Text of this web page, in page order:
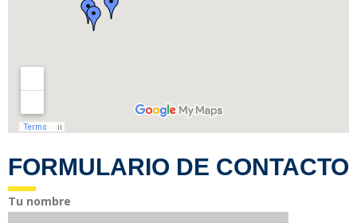
FORMULARIO DE CONTACTO
Tu nombre